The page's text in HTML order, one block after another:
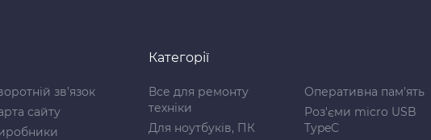
зв’язок
сайту
Категорії
Все для ремонту
техніки
Для ноутбуків, ПК
Оперативна пам'ять
Роз'єми micro USB
TypeC